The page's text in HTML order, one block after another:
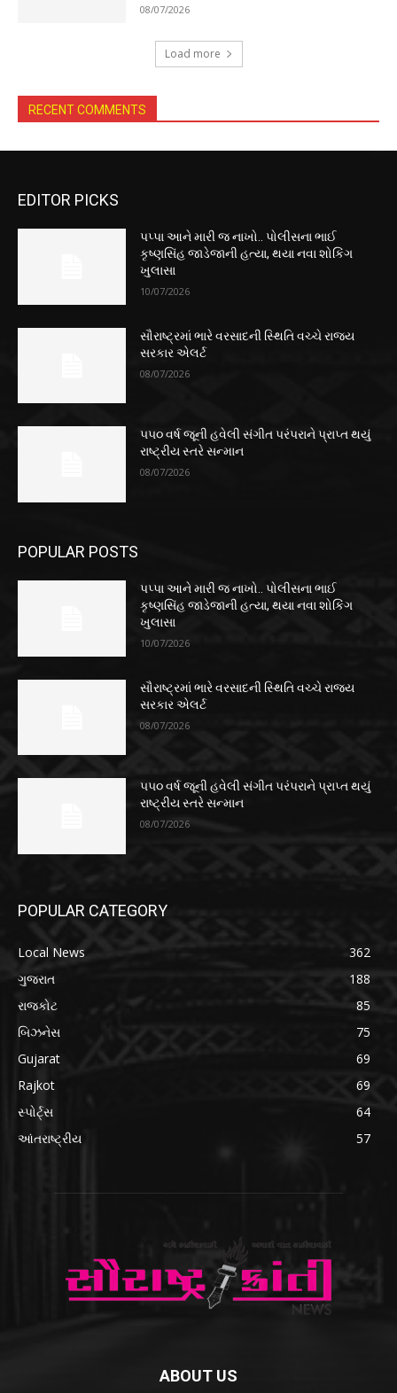
08/07/2026
Load more
RECENT COMMENTS
EDITOR PICKS
પપ્પા આને મારી જ નાખો.. પોલીસના ભાઈ
કૃષ્ણસિંહ જાડેજાની હત્યા, થયા નવા શોકિંગ
ખુલાસા
10/07/2026
સૌરાષ્ટ્રમાં ભારે વરસાદની સ્થિતિ વચ્ચે રાજ્ય
સરકાર એલર્ટ
08/07/2026
૫૫૦ વર્ષ જૂની હવેલી સંગીત પરંપરાને પ્રાપ્ત થયું
રાષ્ટ્રીય સ્તરે સન્માન
08/07/2026
POPULAR POSTS
પપ્પા આને મારી જ નાખો.. પોલીસના ભાઈ
કૃષ્ણસિંહ જાડેજાની હત્યા, થયા નવા શોકિંગ
ખુલાસા
10/07/2026
સૌરાષ્ટ્રમાં ભારે વરસાદની સ્થિતિ વચ્ચે રાજ્ય
સરકાર એલર્ટ
08/07/2026
૫૫૦ વર્ષ જૂની હવેલી સંગીત પરંપરાને પ્રાપ્ત થયું
રાષ્ટ્રીય સ્તરે સન્માન
08/07/2026
POPULAR CATEGORY
Local News
362
ગુજરાત
188
રાજકોટ
85
બિઝનેસ
75
Gujarat
69
Rajkot
69
સ્પોર્ટ્સ
64
આંતરાષ્ટ્રીય
57
ABOUT US